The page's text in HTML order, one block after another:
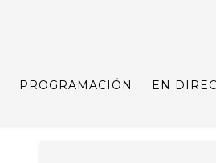
PROGRAMACIÓN EN